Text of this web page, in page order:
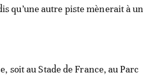
qu’une autre piste mènerait à un
soit au Stade de France, au Parc